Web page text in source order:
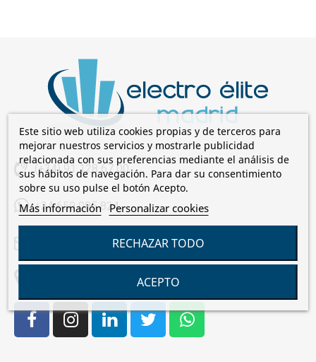
(+34) 91 128 67 00
+34 659 085 824
comercial@electroelite.es
C/Laguna de Cameros, 7 28021 Madrid
Este sitio web utiliza cookies propias y de terceros para
mejorar nuestros servicios y mostrarle publicidad
relacionada con sus preferencias mediante el análisis de
sus hábitos de navegación. Para dar su consentimiento
sobre su uso pulse el botón Acepto.
Más información Personalizar cookies
RECHAZAR TODO
ACEPTO